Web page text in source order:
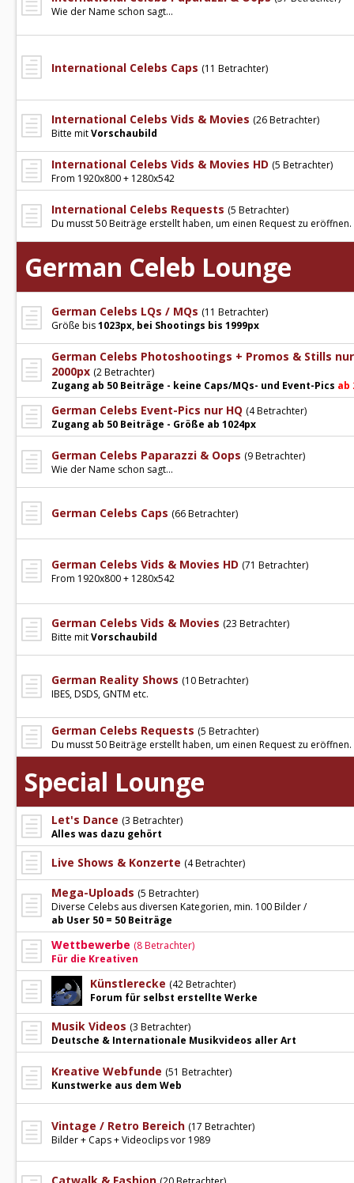
Wie der Name schon sagt...
International Celebs Caps (11 Betrachter)
International Celebs Vids & Movies (26 Betrachter)
Bitte mitVorschaubild
International Celebs Vids & Movies HD (5 Betrachter)
From 1920x800 + 1280x542
International Celebs Requests (5 Betrachter)
Du musst 50 Beiträge erstellt haben, um einen Request zu eröffnen.
German Celeb Lounge
German Celebs LQs / MQs (11 Betrachter)
Größe bis1023px, bei Shootings bis 1999px
German Celebs Photoshootings + Promos & Stills
2000px (2 Betrachter)
Zugang ab 50 Beiträge - keine Caps/MQs- und Event-Pics ab
German Celebs Event-Pics nur HQ (4 Betrachter)
Zugang ab 50 Beiträge - Größe ab 1024px
German Celebs Paparazzi & Oops (9 Betrachter)
Wie der Name schon sagt...
German Celebs Caps (66 Betrachter)
German Celebs Vids & Movies HD (71 Betrachter)
From 1920x800 + 1280x542
German Celebs Vids & Movies (23 Betrachter)
Bitte mitVorschaubild
German Reality Shows (10 Betrachter)
IBES, DSDS, GNTM etc.
German Celebs Requests (5 Betrachter)
Du musst 50 Beiträge erstellt haben, um einen Request zu eröffnen.
Special Lounge
Let's Dance (3 Betrachter)
Alles was dazu gehört
Live Shows & Konzerte (4 Betrachter)
Mega-Uploads (5 Betrachter)
Diverse Celebs aus diversen Kategorien, min. 100 Bilder /
ab User 50 = 50 Beiträge
Wettbewerbe (8 Betrachter)
Für die Kreativen
Künstlerecke (42 Betrachter)
Forum für selbst erstellte Werke
Musik Videos (3 Betrachter)
Deutsche & Internationale Musikvideos aller Art
Kreative Webfunde (51 Betrachter)
Kunstwerke aus dem Web
Vintage / Retro Bereich (17 Betrachter)
Bilder + Caps + Videoclips vor 1989